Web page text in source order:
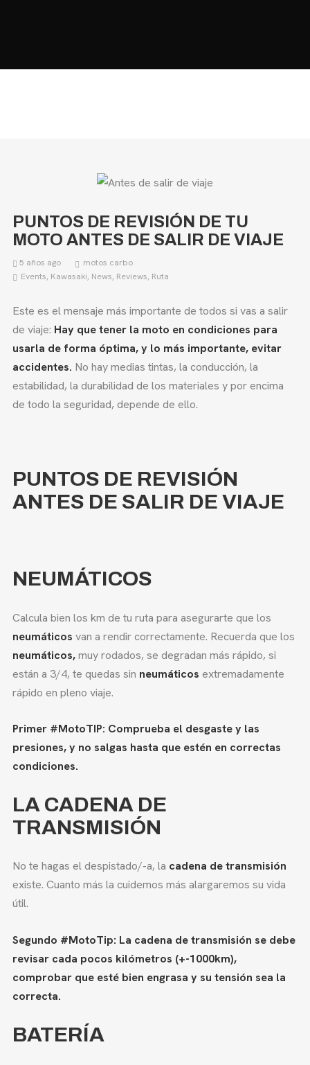
PUNTOS DE REVISIÓN DE TU
MOTO ANTES DE SALIR DE VIAJE
5 años ago
motos carbo
Events, Kawasaki, News, Reviews, Ruta
Este es el mensaje más importante de todos si vas a salir
de viaje: Hay que tener la moto en condiciones para
usarla de forma óptima, y lo más importante, evitar
accidentes. No hay medias tintas, la conducción, la
estabilidad, la durabilidad de los materiales y por encima
de todo la seguridad, depende de ello.
PUNTOS DE REVISIÓN
ANTES DE SALIR DE VIAJE
NEUMÁTICOS
Calcula bien los km de tu ruta para asegurarte que los
neumáticos van a rendir correctamente. Recuerda que los
neumáticos,muy rodados, se degradan más rápido, si
están a 3/4, te quedas sin neumáticos extremadamente
rápido en pleno viaje.
Primer #MotoTIP: Comprueba el desgaste y las
presiones, y no salgas hasta que estén en correctas
condiciones.
LA CADENA DE
TRANSMISIÓN
No te hagas el despistado/-a, la cadena de transmisión
existe. Cuanto más la cuidemos más alargaremos su vida
útil.
Segundo #MotoTip: La cadena de transmisión se debe
revisar cada pocos kilómetros (+-1000km),
comprobar que esté bien engrasa y su tensión sea la
correcta.
BATERÍA